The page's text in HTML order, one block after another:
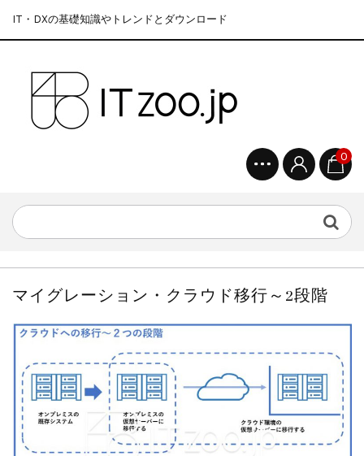
IT・DXの基礎知識やトレンドとダウンロード
0
マイグレーション・クラウド移行～2段階